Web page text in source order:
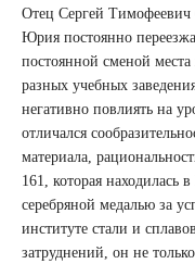
Отец Сергей
Юрия постоянно
постоянной сменой
разных учебных
негативно повлиять на
отличался
материала,
161, которая находилась
серебряной медалью за
институте стали и
затруднений, он не